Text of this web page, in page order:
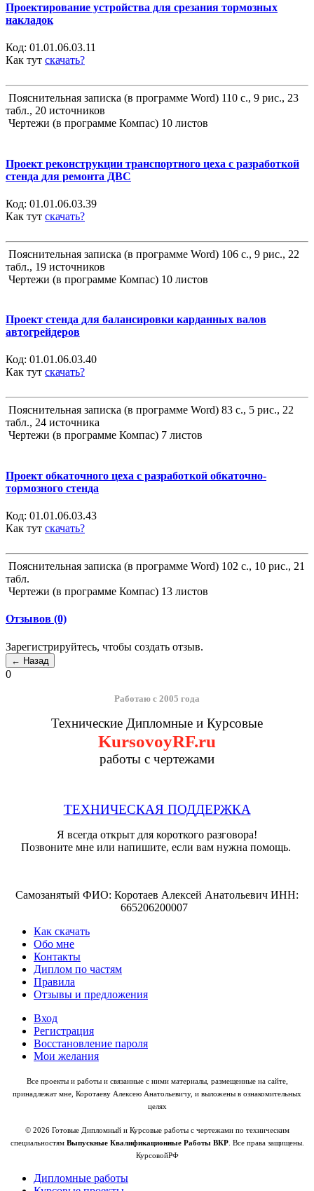
Проектирование устройства для срезания тормозных
накладок
Код: 01.01.06.03.11
Как тут скачать?
Пояснительная записка (в программе Word) 110 с., 9 рис., 23
табл., 20 источников
Чертежи (в программе Компас) 10 листов
Проект реконструкции транспортного цеха с разработкой
стенда для ремонта ДВС
Код: 01.01.06.03.39
Как тут скачать?
Пояснительная записка (в программе Word) 106 с., 9 рис., 22
табл., 19 источников
Чертежи (в программе Компас) 10 листов
Проект стенда для балансировки карданных валов
автогрейдеров
Код: 01.01.06.03.40
Как тут скачать?
Пояснительная записка (в программе Word) 83 с., 5 рис., 22
табл., 24 источника
Чертежи (в программе Компас) 7 листов
Проект обкаточного цеха с разработкой обкаточно-
тормозного стенда
Код: 01.01.06.03.43
Как тут скачать?
Пояснительная записка (в программе Word) 102 с., 10 рис., 21
табл.
Чертежи (в программе Компас) 13 листов
Отзывов (0)
Зарегистрируйтесь, чтобы создать отзыв.
0
Работаю с 2005 года
Технические Дипломные и Курсовые
KursovoyRF.ru
работы с чертежами
ТЕХНИЧЕСКАЯ ПОДДЕРЖКА
Я всегда открыт для короткого разговора!
Позвоните мне или напишите, если вам нужна помощь.
Самозанятый ФИО: Коротаев Алексей Анатольевич ИНН:
665206200007
Как скачать
Обо мне
Контакты
Диплом по частям
Правила
Отзывы и предложения
Вход
Регистрация
Восстановление пароля
Мои желания
Все проекты и работы и связанные с ними материалы, размещенные на сайте,
принадлежат мне, Коротаеву Алексею Анатольевичу, и выложены в ознакомительных
целях
© 2026 Готовые Дипломный и Курсовые работы с чертежами по техническим
специальностям Выпускные Квалификационные Работы ВКР. Все права защищены.
КурсовойРФ
Дипломные работы